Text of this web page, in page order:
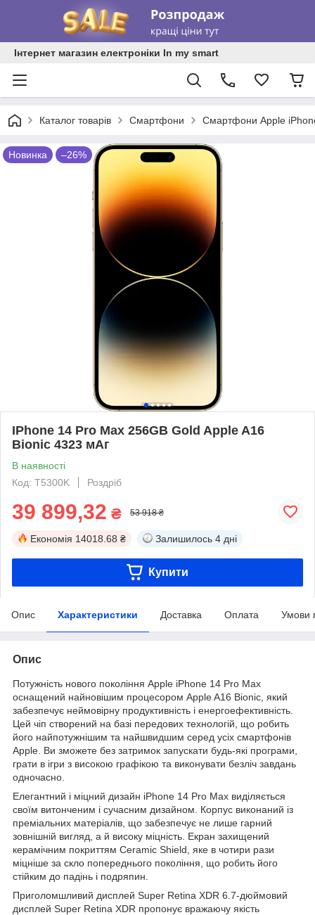
Інтернет магазин електроніки In my smart
Каталог товарів Смартфони Смартфони Apple
Новинка –26%
IPhone 14 Pro Max 256GB Gold Apple A16
Bionic 4323 мАг
В наявності
Код: T5300K
Роздріб
39 899,32 ₴ 53 918 ₴
Економія 14018.68 ₴ Залишилось 4 дні
Купити
Опис Характеристики Доставка Оплата Умови
Опис
Потужність нового покоління Apple iPhone 14 Pro Max
оснащений найновішим процесором Apple A16 Bionic, який
забезпечує неймовірну продуктивність і енергоефективність.
Цей чіп створений на базі передових технологій, що робить
його найпотужнішим та найшвидшим серед усіх смартфонів
Apple. Ви зможете без затримок запускати будь-які програми,
грати в ігри з високою графікою та виконувати безліч завдань
одночасно.
Елегантний і міцний дизайн iPhone 14 Pro Max виділяється
своїм витонченим і сучасним дизайном. Корпус виконаний із
преміальних матеріалів, що забезпечує не лише гарний
зовнішній вигляд, а й високу міцність. Екран захищений
керамічним покриттям Ceramic Shield, яке в чотири рази
міцніше за скло попереднього покоління, що робить його
стійким до падінь і подряпин.
Приголомшливий дисплей Super Retina XDR 6.7-дюймовий
дисплей Super Retina XDR пропонує вражаючу якість